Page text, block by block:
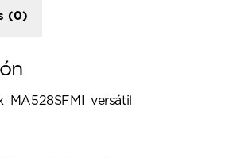
(0)
MA528SFMI versátil